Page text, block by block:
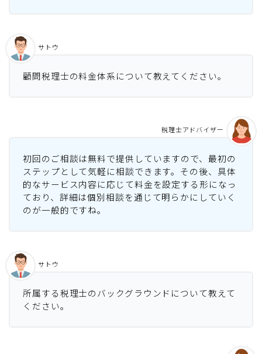
顧問税理士の料金体系について教えてください。
サトウ
初回のご相談は無料で提供していますので、最初の
ステップとして気軽に相談できます。その後、具体
的なサービス内容に応じて料金を設定する形になっ
ており、詳細は個別相談を通じて明らかにしていく
のが一般的ですね。
税理士アドバイザー
所属する税理士のバックグラウンドについて教えて
ください。
サトウ